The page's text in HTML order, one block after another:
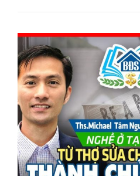
CHẤP
–
CẦN
LƯU
Ý
GÌ
|
LUẬT
SƯ
NHÀ
ĐẤT-
HVBDS.COM